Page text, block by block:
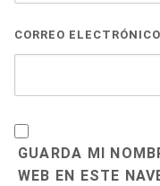
CORREO ELECTRÓNICO
GUARDA MI
WEB EN ESTE